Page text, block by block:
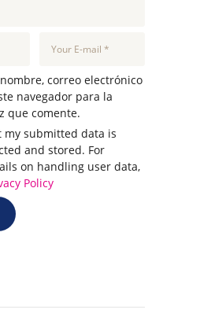
correo electrónico
navegador para la
que comente.
my submitted data is
and stored. For
on handling user data,
Policy